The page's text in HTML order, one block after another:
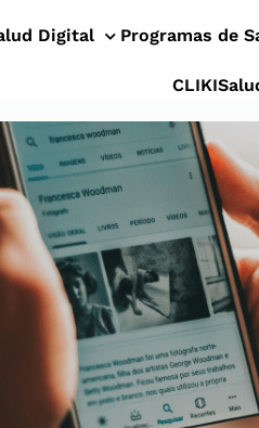
Digital Programas de